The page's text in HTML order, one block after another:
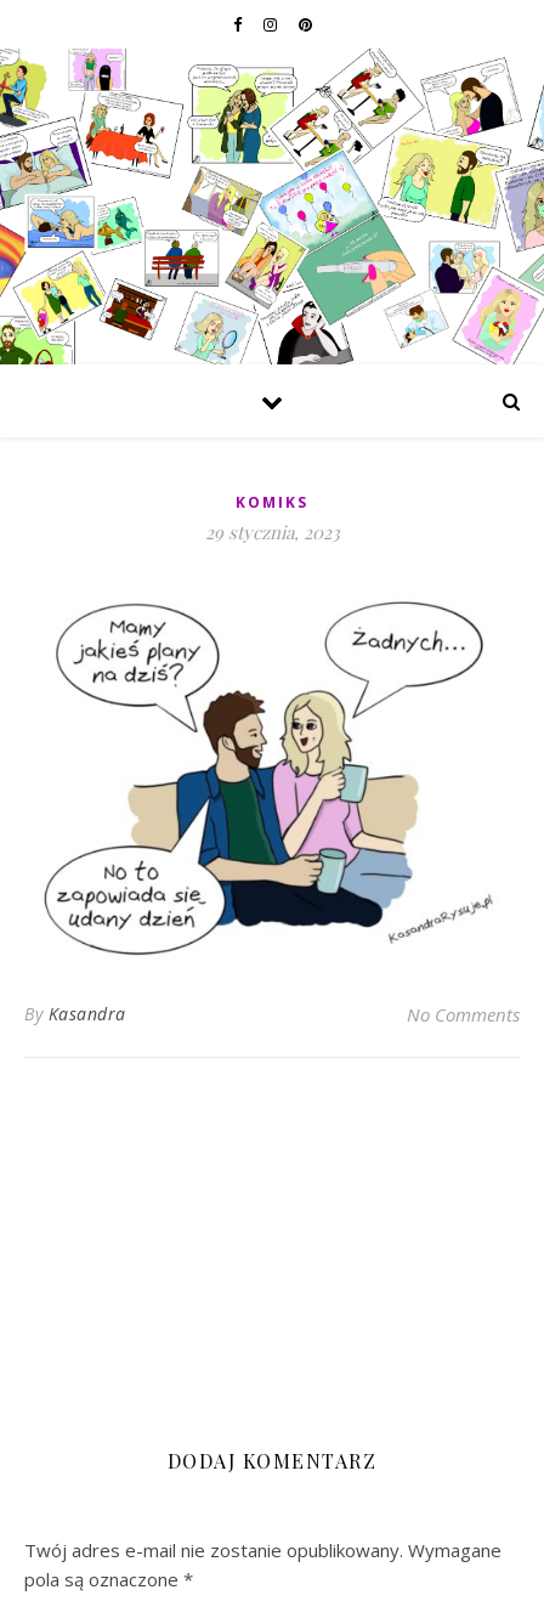
KOMIKS
29 stycznia, 2023
By Kasandra No Comments
DODAJ KOMENTARZ
Twój adres e-mail nie zostanie opublikowany. Wymagane
pola są oznaczone *